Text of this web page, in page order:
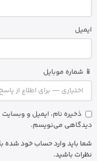
ایمیل
📱 شماره موبایل
ذخیره نام، ایمیل و وبسایت
دیدگاهی می‌نویسم.
شما باید وارد حساب خود شده
نظرات باشید.